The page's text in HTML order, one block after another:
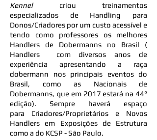
Kennelcriou treinamentos
especializados de Handling para
Donos/Criadores por um custo acessível e
tendo como professores os melhores
Handlers de Dobermanns no Brasil (
Handlers com diversos anos de
experiência apresentando a raça
dobermann nos principais eventos do
Brasil, como as Nacionais de
Dobermanns, que em 2017 estará na 44°
edição). Sempre haverá espaço
para Criadores/Proprietários e Novos
Handlers em Exposições de Estrutura
como a do KCSP - São Paulo.